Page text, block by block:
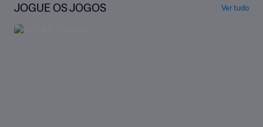
JOGUE OS JOGOS Ver tudo